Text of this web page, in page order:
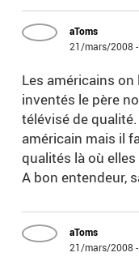
aToms
21/mars/2008
Les américains
inventés le père
télévisé de
américain mais il
qualités là où
A bon entendeur,
aToms
21/mars/2008 -